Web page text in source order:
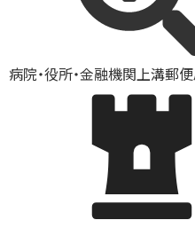
病院・役所・金融機関上溝郵便